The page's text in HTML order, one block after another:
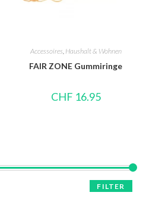
Accessoires, Haushalt & Wohnen
FAIR ZONE Gummiringe
CHF 16.95
FILTER